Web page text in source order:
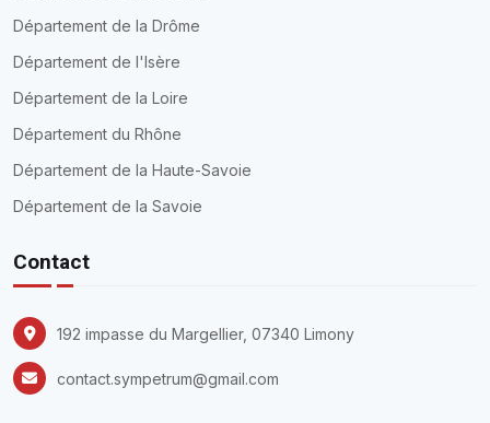
Département de la Drôme
Département de l'Isère
Département de la Loire
Département du Rhône
Département de la Haute-Savoie
Département de la Savoie
Contact
192 impasse du Margellier, 07340 Limony
contact.sympetrum@gmail.com